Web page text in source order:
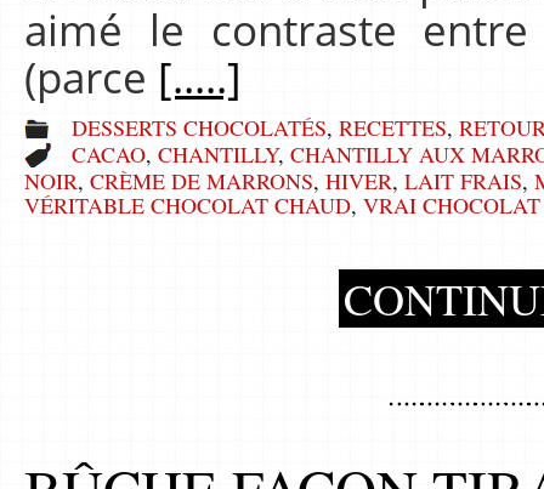
aimé le contraste
(parce [.....]
DESSERTS CHOCOLATÉS, RECETTES,
CACAO, CHANTILLY, CHANTILLY AUX
NOIR, CRÈME DE MARRONS, HIVER, LAIT FRAIS,
VÉRITABLE CHOCOLAT CHAUD, VRAI